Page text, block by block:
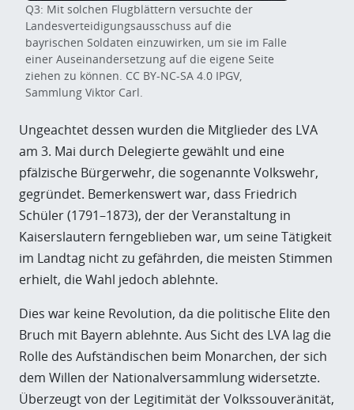
Q3: Mit solchen Flugblättern versuchte der
Landesverteidigungsausschuss auf die
bayrischen Soldaten einzuwirken, um sie im Falle
einer Auseinandersetzung auf die eigene Seite
ziehen zu können. CC BY-NC-SA 4.0 IPGV,
Sammlung Viktor Carl.
Ungeachtet dessen wurden die Mitglieder des LVA
am 3. Mai durch Delegierte gewählt und eine
pfälzische Bürgerwehr, die sogenannte Volkswehr,
gegründet. Bemerkenswert war, dass Friedrich
Schüler (1791–1873), der der Veranstaltung in
Kaiserslautern ferngeblieben war, um seine Tätigkeit
im Landtag nicht zu gefährden, die meisten Stimmen
erhielt, die Wahl jedoch ablehnte.
Dies war keine Revolution, da die politische Elite den
Bruch mit Bayern ablehnte. Aus Sicht des LVA lag die
Rolle des Aufständischen beim Monarchen, der sich
dem Willen der Nationalversammlung widersetzte.
Überzeugt von der Legitimität der Volkssouveränität,